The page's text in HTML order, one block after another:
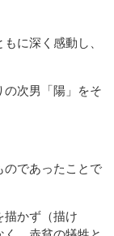
に深く感動し、
の次男「陽」をそ
のであったことで
描かず（描け